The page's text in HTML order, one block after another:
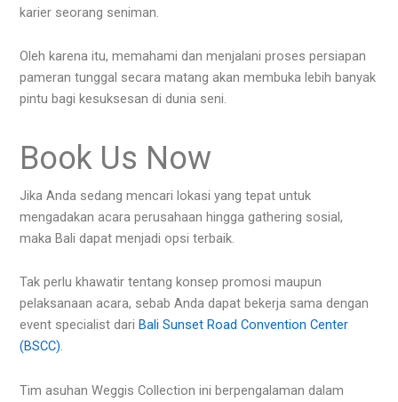
karier seorang seniman.
Oleh karena itu, memahami dan menjalani proses persiapan
pameran tunggal secara matang akan membuka lebih banyak
pintu bagi kesuksesan di dunia seni.
Book Us Now
Jika Anda sedang mencari lokasi yang tepat untuk
mengadakan acara perusahaan hingga gathering sosial,
maka Bali dapat menjadi opsi terbaik.
Tak perlu khawatir tentang konsep promosi maupun
pelaksanaan acara, sebab Anda dapat bekerja sama dengan
event specialist dariBali Sunset Road Convention Center
(BSCC).
Tim asuhan Weggis Collection ini berpengalaman dalam